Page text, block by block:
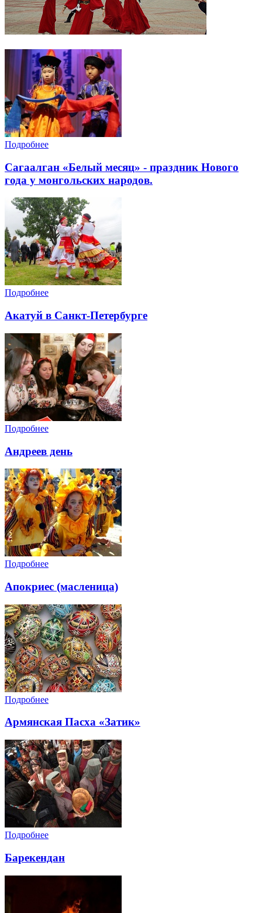
Подробнее
Cагаалган «Белый месяц» - праздник Нового
года у монгольских народов.
Подробнее
Акатуй в Санкт-Петербурге
Подробнее
Андреев день
Подробнее
Апокриес (масленица)
Подробнее
Армянская Пасха «Затик»
Подробнее
Барекендан